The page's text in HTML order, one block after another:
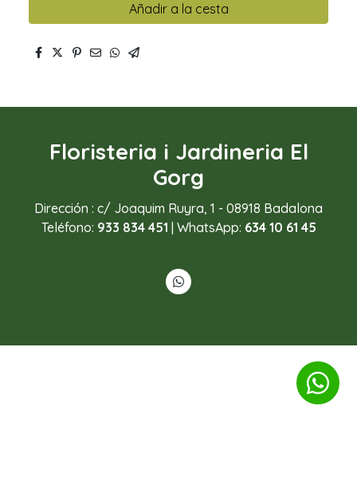
Añadir a la cesta
Floristeria i Jardineria El
Gorg
Dirección : c/ Joaquim Ruyra, 1 - 08918 Badalona
Teléfono: 933 834 451 | WhatsApp: 634 10 61 45